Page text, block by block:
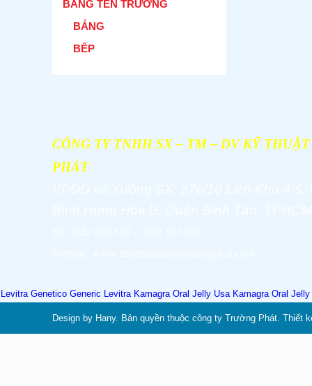
BẢNG TÊN TRƯỜNG
BẢNG
BẾP
CÔNG TY TNHH SX – TM – DV KỸ
PHÁT
Design by Hany. Bản quyền thuộc công ty Trường Phát. Thiết
Levitra Genetico Generic Levitra Kamagra Oral Jelly Usa Kamagra Oral